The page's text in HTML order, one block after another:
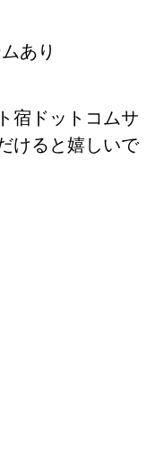
あり
宿ドットコムサ
けると嬉しいで